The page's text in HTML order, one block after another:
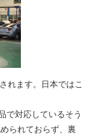
れます。日本ではこ
で対応しているそう
られておらず、裏